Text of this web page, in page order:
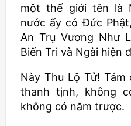
một thế giới tên là
nước ấy có Đức
An Trụ Vương Như
Biến Tri và Ngài hiện
Này Thu Lộ Tử!
thanh tịnh, không
không có năm trược.